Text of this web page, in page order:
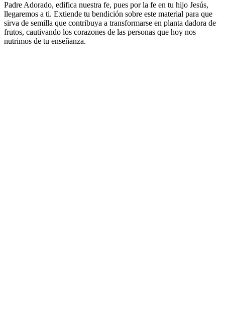
Padre Adorado, edifica nuestra fe, pues por la fe en tu hijo Jesús,
llegaremos a ti. Extiende tu bendición sobre este material para que
sirva de semilla que contribuya a transformarse en planta dadora de
frutos, cautivando los corazones de las personas que hoy nos
nutrimos de tu enseñanza.